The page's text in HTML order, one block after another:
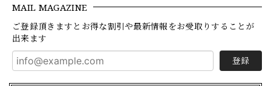
MAIL MAGAZINE
ご登録頂きますとお得な割引や最新情報をお受取りすることが
出来ます
登録